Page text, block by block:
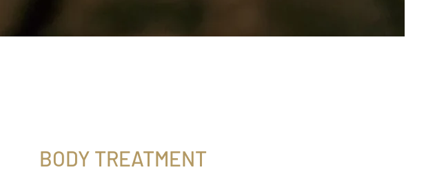
BODY TREATMENT